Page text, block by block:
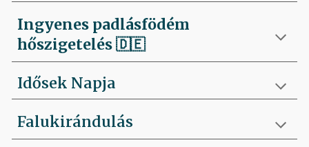
Ingyenes padlásfödém
hőszigetelés🇩🇪
Idősek Napja
Falukirándulás